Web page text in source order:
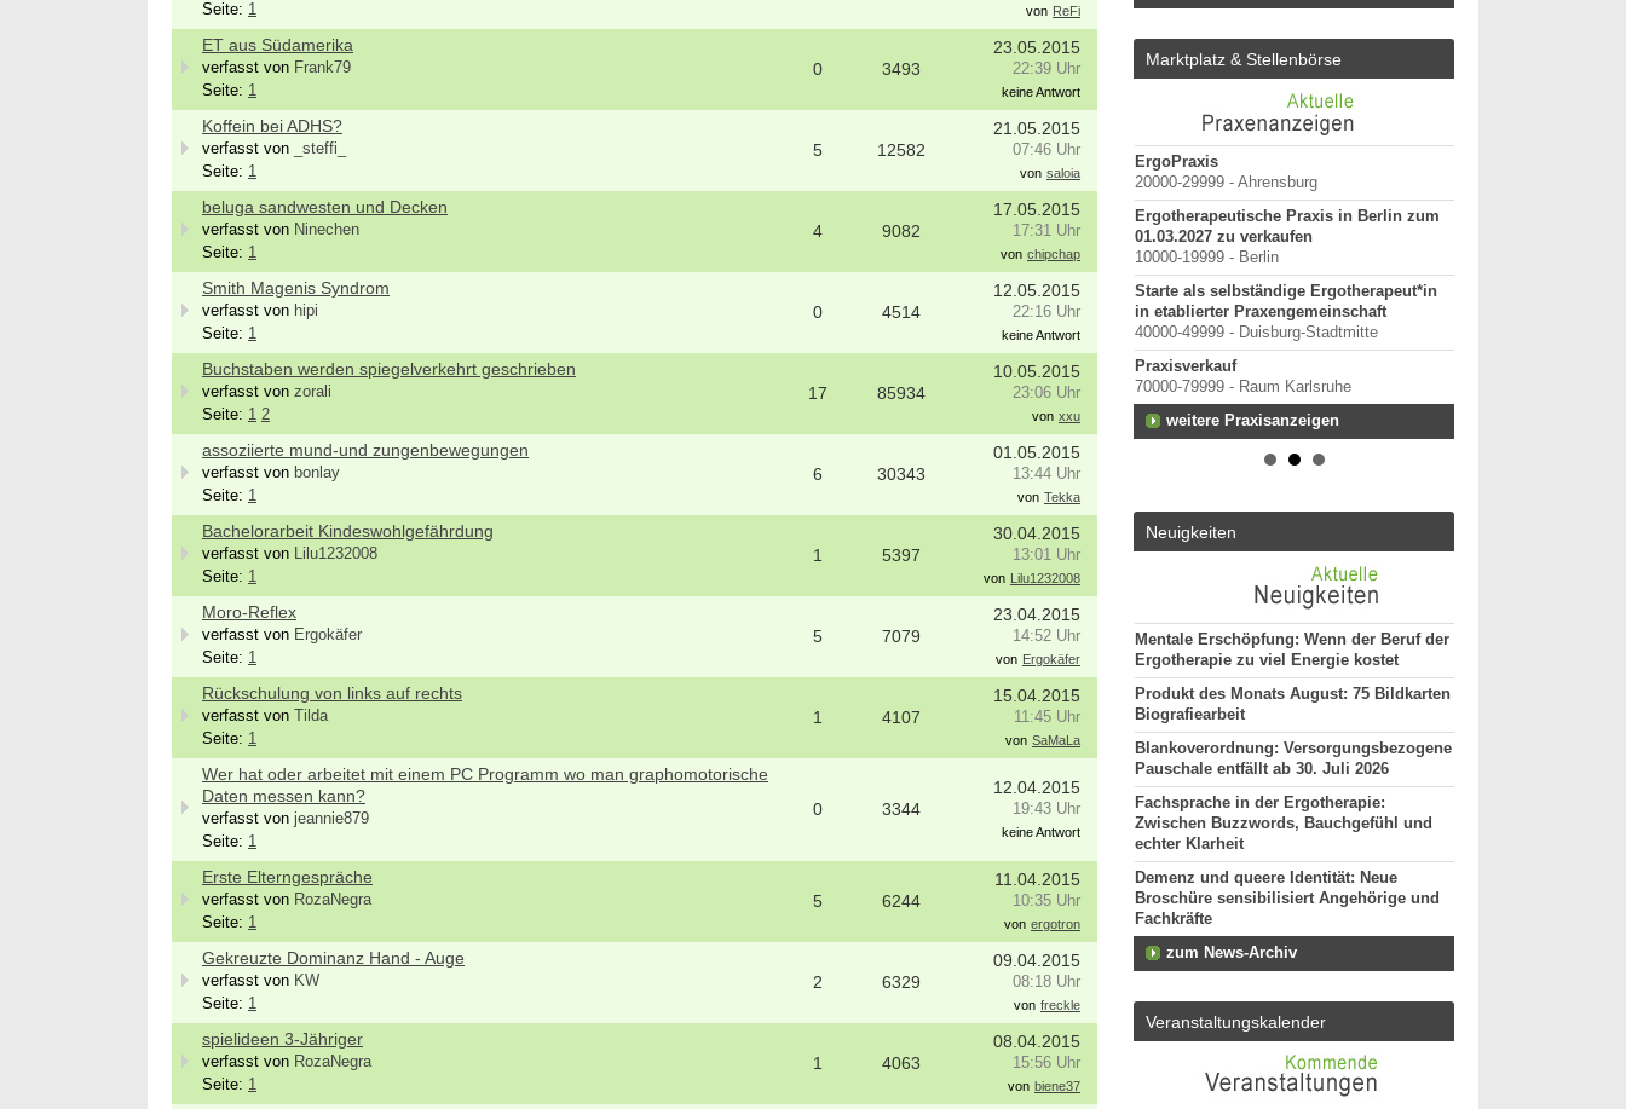
Seite: 1 von ReFi
ET aus Südamerika
verfasst von Frank79
Seite: 1
0 3493
23.05.2015
22:39 Uhr
keine Antwort
Koffein bei ADHS?
verfasst von
_steffi_
Seite: 1
5 12582
21.05.2015
07:46 Uhr
von saloia
beluga sandwesten und Decken
verfasst von Ninechen
Seite: 1
4 9082
17.05.2015
17:31 Uhr
von chipchap
Smith Magenis Syndrom
verfasst von hipi
Seite: 1
0 4514
12.05.2015
22:16 Uhr
keine Antwort
Buchstaben werden spiegelverkehrt geschrieben
verfasst von zorali
Seite: 1 2
17 85934
10.05.2015
23:06 Uhr
von xxu
assoziierte mund-und zungenbewegungen
verfasst von bonlay
Seite: 1
6 30343
01.05.2015
13:44 Uhr
von Tekka
Bachelorarbeit Kindeswohlgefährdung
verfasst von Lilu1232008
Seite: 1
1 5397
30.04.2015
13:01 Uhr
von Lilu1232008
Moro-Reflex
verfasst von Ergokäfer
Seite: 1
5 7079
23.04.2015
14:52 Uhr
von Ergokäfer
Rückschulung von links auf rechts
verfasst von
Tilda
Seite: 1
1 4107
15.04.2015
11:45 Uhr
von SaMaLa
Wer hat oder arbeitet mit einem PC Programm wo man graphomotorische
Daten messen kann?
verfasst von jeannie879
Seite: 1
0 3344
12.04.2015
19:43 Uhr
keine Antwort
Erste Elterngespräche
verfasst von RozaNegra
Seite: 1
5 6244
11.04.2015
10:35 Uhr
von ergotron
Gekreuzte Dominanz Hand - Auge
verfasst von KW
Seite: 1
2 6329
09.04.2015
08:18 Uhr
von freckle
spielideen 3-Jähriger
verfasst von RozaNegra
Seite: 1
1 4063
08.04.2015
15:56 Uhr
von biene37
Marktplatz & Stellenbörse
Altona als Ergotherapeut*in (w/m/d)
Ergotherapeut:in (m/w/d) mit Schwerpunkt
Ergotherapeut (m/w/d) in der ambulanten
50931 - Köln
Ergotherapeut (m/w/d) Station
weitere Stellenangebote
ErgoPraxis
20000-29999 - Ahrensburg
Ergotherapeutische Praxis in Berlin zum
01.03.2027 zu verkaufen
10000-19999 - Berlin
Starte als selbständige Ergotherapeut*in
in etablierter Praxengemeinschaft
40000-49999 - Duisburg-Stadtmitte
Praxisverkauf
70000-79999 - Raum Karlsruhe
weitere Praxisanzeigen
Neuigkeiten
Mentale Erschöpfung: Wenn der Beruf der
Ergotherapie zu viel Energie kostet
Produkt des Monats August: 75 Bildkarten
Biografiearbeit
Blankoverordnung: Versorgungsbezogene
Pauschale entfällt ab 30. Juli 2026
Fachsprache in der Ergotherapie:
Zwischen Buzzwords, Bauchgefühl und
echter Klarheit
Demenz und queere Identität: Neue
Broschüre sensibilisiert Angehörige und
Fachkräfte
zum News-Archiv
Veranstaltungskalender